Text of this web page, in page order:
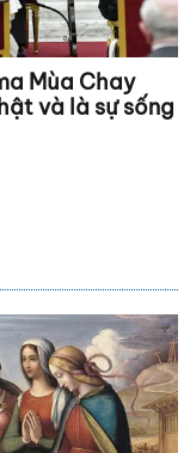
Mùa Chay
và là sự sống